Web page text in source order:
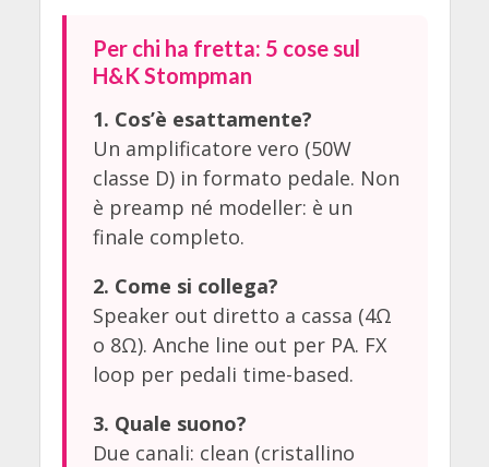
Per chi ha fretta: 5 cose sul
H&K Stompman
1. Cos’è esattamente?
Un amplificatore vero (50W
classe D) in formato pedale. Non
è preamp né modeller: è un
finale completo.
2. Come si collega?
Speaker out diretto a cassa (4Ω
o 8Ω). Anche line out per PA. FX
loop per pedali time-based.
3. Quale suono?
Due canali: clean (cristallino